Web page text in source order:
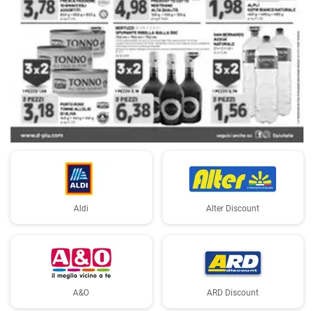
Aldi Alter Discount
A&O ARD Discount